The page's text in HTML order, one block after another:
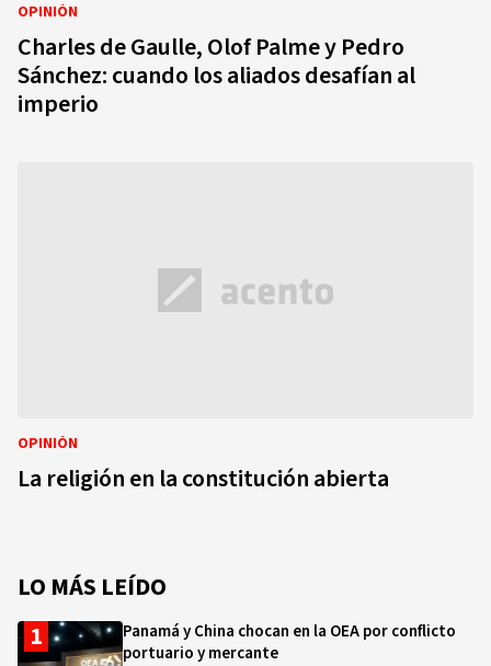
OPINIÓN
Charles de Gaulle, Olof Palme y Pedro
Sánchez: cuando los aliados desafían al
imperio
OPINIÓN
La religión en la constitución abierta
LO MÁS LEÍDO
Panamá y China chocan en la OEA por conflicto
portuario y mercante